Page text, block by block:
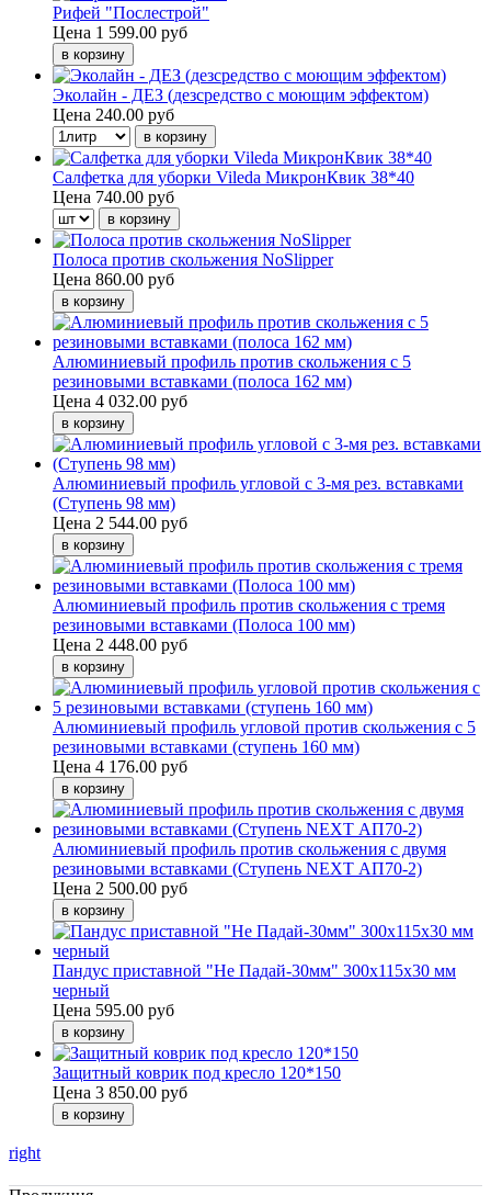
Рифей "Послестрой"
Цена 1 599.00 руб
Эколайн - ДЕЗ (дезсредство с моющим эффектом)
Цена 240.00 руб
Салфетка для уборки Vileda МикронКвик 38*40
Цена 740.00 руб
Полоса против скольжения NoSlipper
Цена 860.00 руб
Алюминиевый профиль против скольжения с 5
резиновыми вставками (полоса 162 мм)
Цена 4 032.00 руб
Алюминиевый профиль угловой с 3-мя рез. вставками
(Ступень 98 мм)
Цена 2 544.00 руб
Алюминиевый профиль против скольжения с тремя
резиновыми вставками (Полоса 100 мм)
Цена 2 448.00 руб
Алюминиевый профиль угловой против скольжения с 5
резиновыми вставками (ступень 160 мм)
Цена 4 176.00 руб
Алюминиевый профиль против скольжения с двумя
резиновыми вставками (Ступень NEXT АП70-2)
Цена 2 500.00 руб
Пандус приставной "Не Падай-30мм" 300х115х30 мм
черный
Цена 595.00 руб
Защитный коврик под кресло 120*150
Цена 3 850.00 руб
right